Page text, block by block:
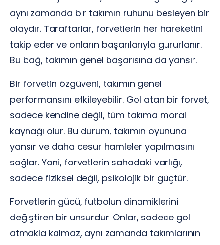
aynı zamanda bir takımın ruhunu besleyen bir
olaydır. Taraftarlar, forvetlerin her hareketini
takip eder ve onların başarılarıyla gururlanır.
Bu bağ, takımın genel başarısına da yansır.
Bir forvetin özgüveni, takımın genel
performansını etkileyebilir. Gol atan bir forvet,
sadece kendine değil, tüm takıma moral
kaynağı olur. Bu durum, takımın oyununa
yansır ve daha cesur hamleler yapılmasını
sağlar. Yani, forvetlerin sahadaki varlığı,
sadece fiziksel değil, psikolojik bir güçtür.
Forvetlerin gücü, futbolun dinamiklerini
değiştiren bir unsurdur. Onlar, sadece gol
atmakla kalmaz, aynı zamanda takımlarının